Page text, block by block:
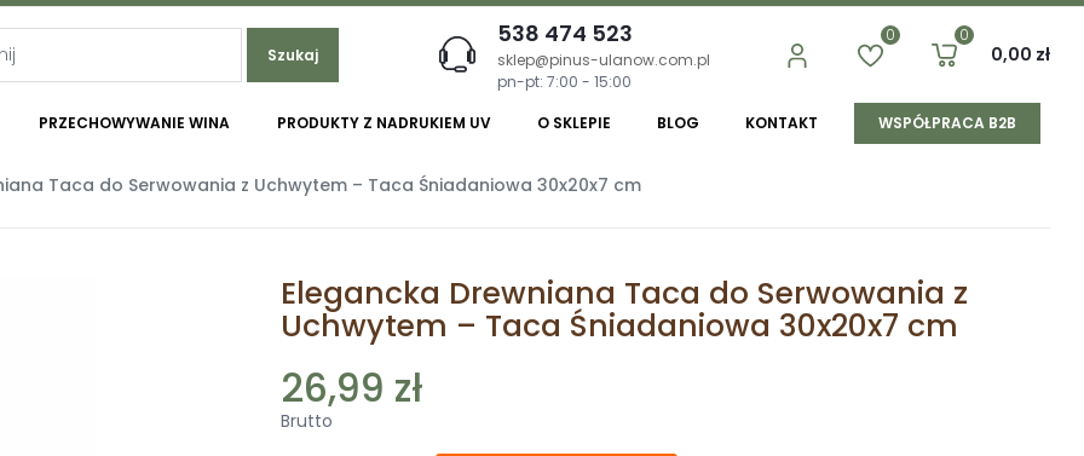
Szukaj
538 474 523
sklep@pinus-ulanow.com.pl
pn-pt: 7:00 - 15:00
0 0
0,00 zł
PRZECHOWYWANIE WINA PRODUKTY Z NADRUKIEM UV O SKLEPIE BLOG KONTAKT WSPÓŁPRACA B2B
Taca do Serwowania z Uchwytem – Taca Śniadaniowa 30x20x7 cm
Elegancka Drewniana Taca do Serwowania z
Uchwytem – Taca Śniadaniowa 30x20x7 cm
26,99 zł
Brutto